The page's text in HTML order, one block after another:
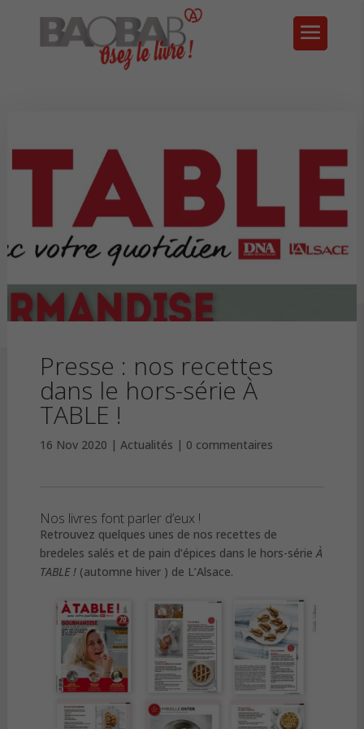
Presse : nos recettes
dans le hors-série À
TABLE !
16 Nov 2020 Actualités 0 commentaires
Nos livres font parler d’eux !
Retrouvez quelques unes de nos recettes de
bredeles salés et de pain d’épices dans le hors-sérieÀ
TABLE ! (automne hiver ) de L’Alsace.